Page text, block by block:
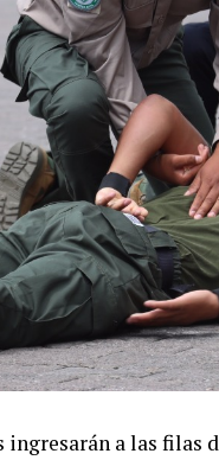
ingresarán a las filas